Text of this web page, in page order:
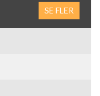
SE FLER